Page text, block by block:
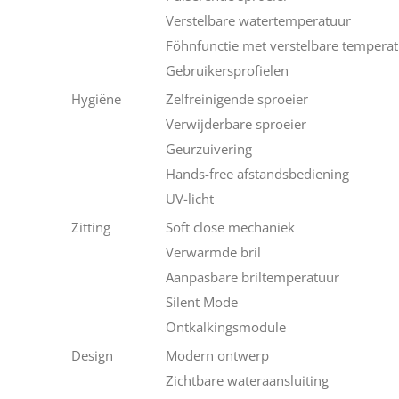
Verstelbare watertemperatuur
Föhnfunctie met verstelbare
Gebruikersprofielen
Hygiëne
Zelfreinigende sproeier
Verwijderbare sproeier
Geurzuivering
Hands-free afstandsbediening
UV-licht
Zitting
Soft close mechaniek
Verwarmde bril
Aanpasbare briltemperatuur
Silent Mode
Ontkalkingsmodule
Design
Modern ontwerp
Zichtbare wateraansluiting